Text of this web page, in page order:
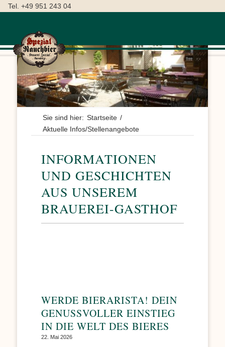
Tel. +49 951 243 04
Sie sind hier: Startseite /
Aktuelle Infos/Stellenangebote
INFORMATIONEN
UND GESCHICHTEN
AUS UNSEREM
BRAUEREI-GASTHOF
WERDE BIERARISTA! DEIN
GENUSSVOLLER EINSTIEG
IN DIE WELT DES BIERES
22. Mai 2026